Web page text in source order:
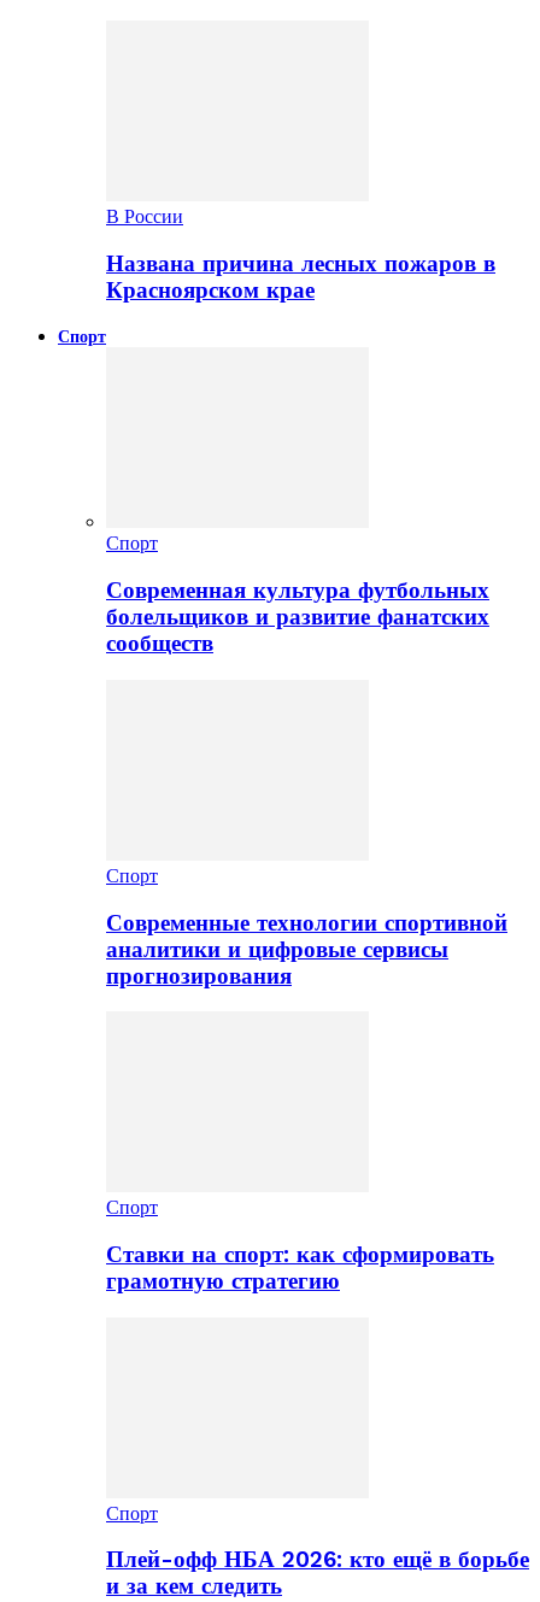
В России
Названа причина лесных пожаров в
Красноярском крае
Спорт
Спорт
Современная культура футбольных
болельщиков и развитие фанатских
сообществ
Спорт
Современные технологии спортивной
аналитики и цифровые сервисы
прогнозирования
Спорт
Ставки на спорт: как сформировать
грамотную стратегию
Спорт
Плей-офф НБА 2026: кто ещё в борьбе
и за кем следить